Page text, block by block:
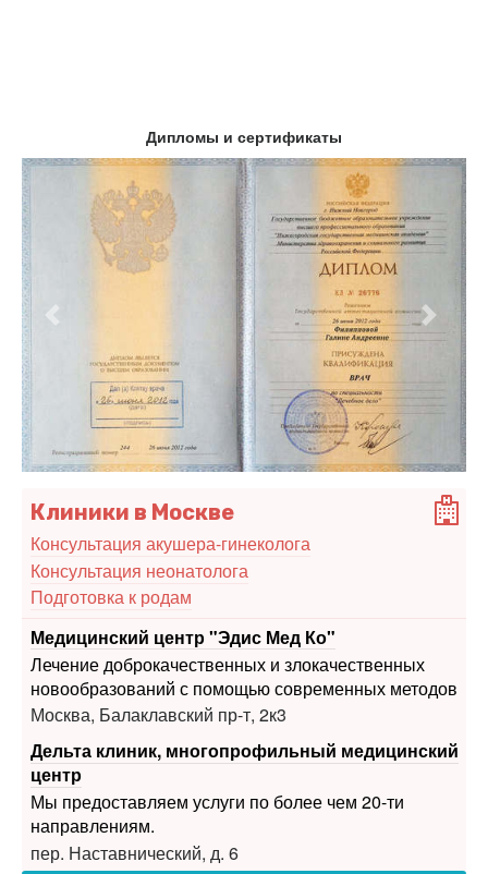
Дипломы и сертификаты
Предыдущий
Клиники в Москве
Консультация акушера-гинеколога
Консультация неонатолога
Подготовка к родам
Медицинский центр "Эдис Мед Ко"
Лечение доброкачественных и злокачественных
новообразований с помощью современных методов
Москва, Балаклавский пр-т, 2к3
Дельта клиник, многопрофильный медицинский
центр
Мы предоставляем услуги по более чем 20-ти
направлениям.
пер. Наставнический, д. 6